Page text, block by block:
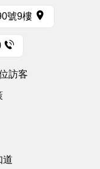
號9樓
訪客
道